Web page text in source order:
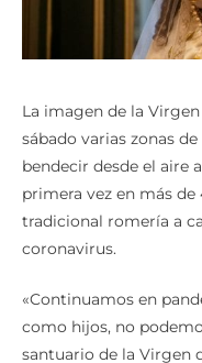
La imagen de la
sábado varias zonas
bendecir desde el aire
primera vez en más de
tradicional romería a
coronavirus.
«Continuamos en
como hijos, no
santuario de la Virgen